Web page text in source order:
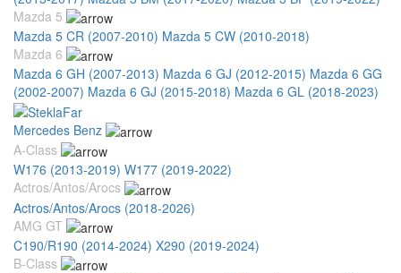
Mazda 5
Mazda 5 CR (2007-2010) Mazda 5 CW (2010-2018)
Mazda 6
Mazda 6 GH (2007-2013) Mazda 6 GJ (2012-2015) Mazda 6 GG
(2002-2007) Mazda 6 GJ (2015-2018) Mazda 6 GL (2018-2023)
Mercedes Benz
A-Class
W176 (2013-2019) W177 (2019-2022)
Actros/Antos/Arocs
Actros/Antos/Arocs (2018-2026)
AMG GT
C190/R190 (2014-2024) X290 (2019-2024)
B-Class